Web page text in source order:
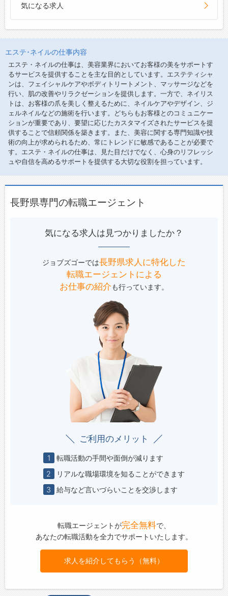
気になる求人
エステ･ネイルの仕事内容
エステ・ネイルの仕事は、美容業界においてお客様の美をサポートす
るサービスを提供することを主な目的としています。エステティシャ
ンは、フェイシャルケアやボディトリートメント、マッサージなどを
行い、肌の改善やリラクゼーションを提供します。一方で、ネイリス
トは、お客様の爪を美しく整えるために、ネイルケアやデザイン、ジ
ェルネイルなどの施術を行います。どちらもお客様とのコミュニケー
ションが重要であり、要望に応じたカスタマイズされたサービスを提
供することで信頼関係を築きます。また、美容に関する専門知識や技
術の向上が求められるため、常にトレンドに敏感であることが必要で
す。エステ・ネイルの仕事は、見た目だけでなく、心身のリフレッシ
ュや自信を高めるサポートを提供する大切な役割を担っています。
長野県専門の転職エージェント
気になる求人は見つかりましたか？
ジョブズゴーでは長野県求人に特化した
転職エージェントによる
お仕事の紹介も行っています。
ご利用のメリット
1
転職活動の手間や面倒が減ります
2
リアルな職場環境を知ることができます
3
給与など言いづらいことを交渉します
転職エージェントが完全無料で、
あなたの転職活動を全力でサポートいたします。
求人を紹介してもらう（無料）